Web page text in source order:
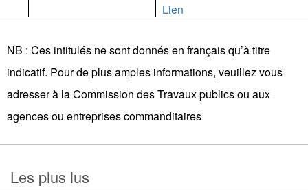
Lien
NB : Ces intitulés ne sont donnés en français qu’à titre
indicatif. Pour de plus amples informations, veuillez vous
adresser à laCommission des Travaux publicsou aux
agences ou entreprises commanditaires
Les plus lus